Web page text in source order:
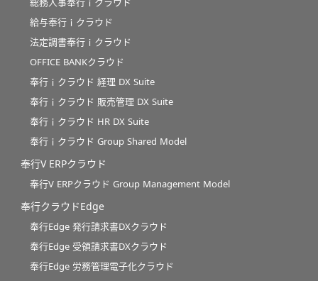
総務人事奉行ｉクラウド
給与奉行ｉクラウド
法定調書奉行ｉクラウド
OFFICE BANKクラウド
奉行ｉクラウド 経理 DX Suite
奉行ｉクラウド 販売管理 DX Suite
奉行ｉクラウド HR DX Suite
奉行ｉクラウド Group Shared Model
奉行V ERPクラウド
奉行V ERPクラウド Group Management Model
奉行クラウドEdge
奉行Edge 発行請求書DXクラウド
奉行Edge 受領請求書DXクラウド
奉行Edge 労務管理電子化クラウド